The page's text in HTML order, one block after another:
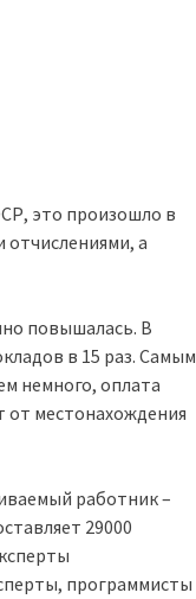
это произошло в
отчислениями, а
повышалась. В
в 15 раз. Самым
немного, оплата
от местонахождения
работник –
29000
программисты